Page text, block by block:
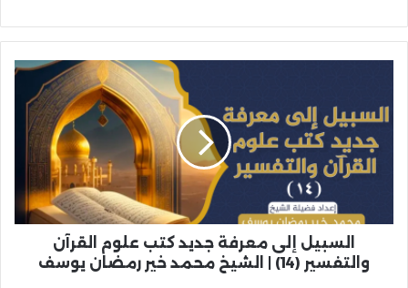
السبيل إلى معرفة جديد كتب علوم القرآن
والتفسير (14) | الشيخ محمد خير رمضان يوسف